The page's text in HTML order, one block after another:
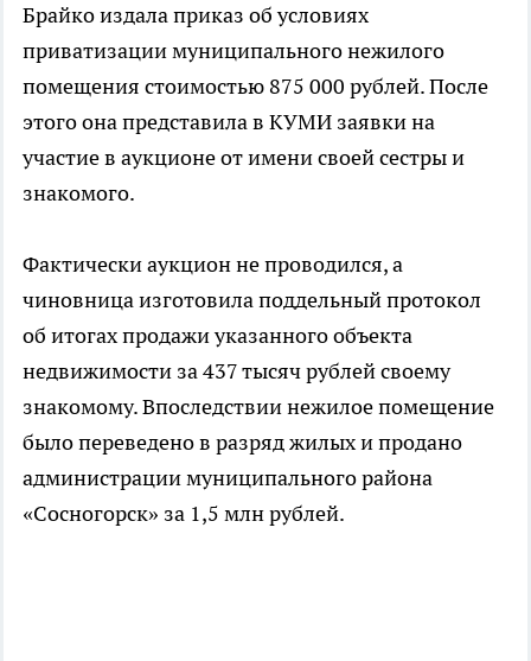
Брайко издала приказ об условиях
приватизации муниципального нежилого
помещения стоимостью 875 000 рублей. После
этого она представила в КУМИ заявки на
участие в аукционе от имени своей сестры и
знакомого.
Фактически аукцион не проводился, а
чиновница изготовила поддельный протокол
об итогах продажи указанного объекта
недвижимости за 437 тысяч рублей своему
знакомому. Впоследствии нежилое помещение
было переведено в разряд жилых и продано
администрации муниципального района
«Сосногорск» за 1,5 млн рублей.